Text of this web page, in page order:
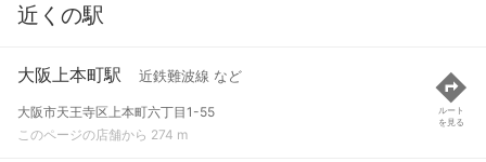
近くの駅
大阪上本町駅 近鉄難波線 など
大阪市天王寺区上本町六丁目1-55
このページの店舗から 274 m
ルート
を見る